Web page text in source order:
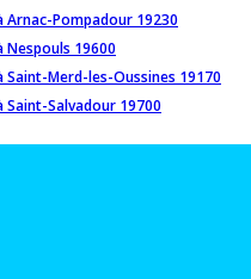
Pompadour 19230
19600
Merd-les-Oussines 19170
Salvadour 19700